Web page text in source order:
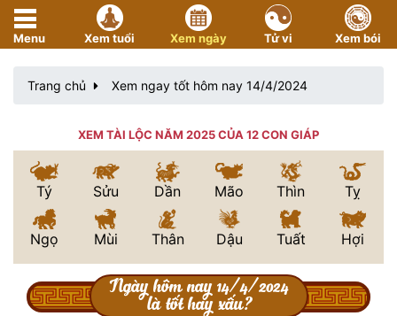
Menu Xem tuổi Xem ngày Tử vi Xem bói
Trang chủ Xem ngay tốt hôm nay 14/4/2024
XEM TÀI LỘC NĂM 2025 CỦA 12 CON GIÁP
Tý Sửu Dần Mão Thìn Tỵ
Ngọ Mùi Thân Dậu Tuất Hợi
Ngày hôm nay 14/4/2024
là tốt hay xấu?